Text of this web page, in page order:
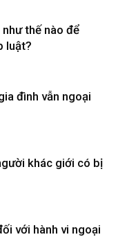
thế nào để
luật?
đình vẫn ngoại
khác giới có bị
với hành vi ngoại